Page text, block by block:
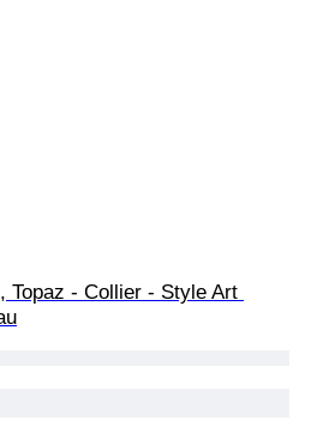
Topaz - Collier - Style Art